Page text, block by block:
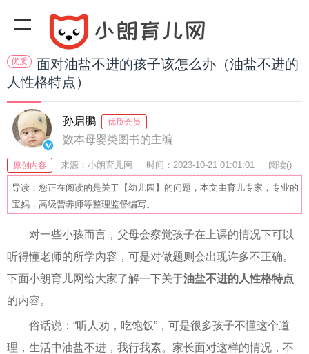
优质
面对油盐不进的孩子该怎么办（油盐不进的
人性格特点）
孙启鹏 优质会员
数本母婴类图书的主编
原创内容 来源：小朗育儿网 时间：2023-10-21 01:01:01 阅读()
收藏：23 分享：64 爆
导读：您正在阅读的是关于【幼儿园】的问题，本文由育儿专家，专业的
宝妈，高级营养师等整理监督编写。
对一些小孩而言，父母会察觉孩子在上课的情况下可以
听得懂老师的所学內容，可是对做题则会出现许多不正确。
下面小朗育儿网给大家了解一下关于油盐不进的人性格特点
的内容。
俗话说：“听人劝，吃饱饭”，可是很多孩子不懂这个道
理，生活中油盐不进，我行我素。家长面对这样的情况，不